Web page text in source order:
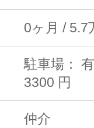
0ヶ月 / 5.7
駐車場：
3300 円
仲介